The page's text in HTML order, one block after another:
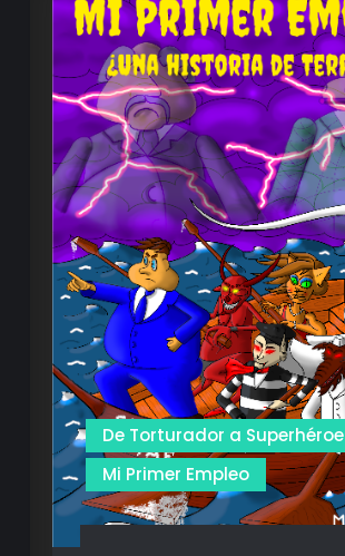
De Torturador a Superhéroe
Mi Primer Empleo